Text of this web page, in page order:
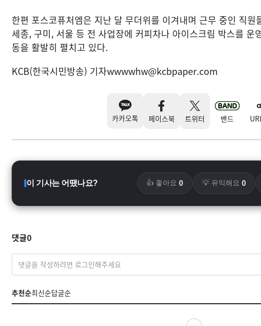
한편 포스코퓨처엠은 지난 달 무더위를 이겨내며 근무 중인 직
세종, 구미, 서울 등 전 사업장에 커피차나 아이스크림 박스를 운
동을 활발히 펼치고 있다.
KCB(한국시민방송) 기자wwwwhw@kcbpaper.com
카카오톡 페이스북 트위터 밴드
이 기사는 어땠나요? 👍 좋아요 0 💡 유익해요 0
댓글0
댓글을 작성하려면 로그인해주세요
추천순최신순답글순